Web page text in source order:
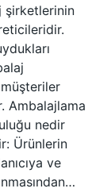
şirketlerinin
Ambalajlama
nedir
Ürünlerin
ve